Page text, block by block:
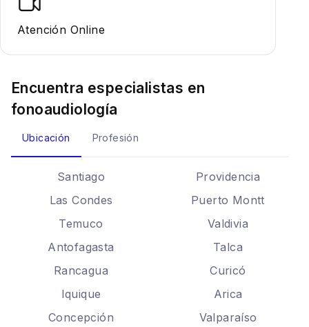
Atención Online
Encuentra especialistas en
fonoaudiología
Ubicación Profesión
Santiago
Providencia
Las Condes
Puerto Montt
Temuco
Valdivia
Antofagasta
Talca
Rancagua
Curicó
Iquique
Arica
Concepción
Valparaíso